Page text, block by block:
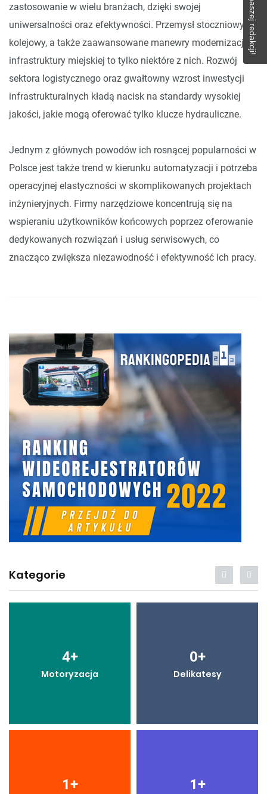
zastosowanie w wielu branżach, dzięki swojej
uniwersalności oraz efektywności. Przemysł stoczniowy,
kolejowy, a także zaawansowane manewry modernizacji
infrastruktury miejskiej to tylko niektóre z nich. Rozwój
sektora logistycznego oraz gwałtowny wzrost inwestycji
infrastrukturalnych kładą nacisk na standardy wysokiej
jakości, jakie mogą oferować tylko klucze hydrauliczne.
Jednym z głównych powodów ich rosnącej popularności w
Polsce jest także trend w kierunku automatyzacji i potrzeba
operacyjnej elastyczności w skomplikowanych projektach
inżynieryjnych. Firmy narzędziowe koncentrują się na
wspieraniu użytkowników końcowych poprzez oferowanie
dedykowanych rozwiązań i usług serwisowych, co
znacząco zwiększa niezawodność i efektywność ich pracy.
Kategorie
4+
Motoryzacja
0+
Delikatesy
1+ 1+